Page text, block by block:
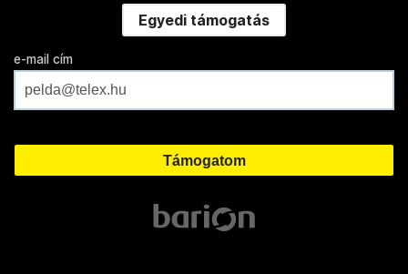
Egyedi támogatás
e-mail cím